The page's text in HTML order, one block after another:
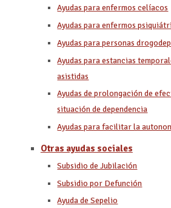
Ayudas para enfermos celíacos
Ayudas para enfermos
Ayudas para personas
Ayudas para estancias
asistidas
Ayudas de prolongación de
situación de dependencia
Ayudas para facilitar la
Otras ayudas sociales
Subsidio de Jubilación
Subsidio por Defunción
Ayuda de Sepelio